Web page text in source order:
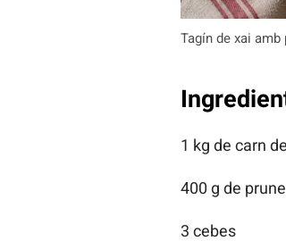
Tagín de xai amb
1 kg de carn
400 g de
3 cebes